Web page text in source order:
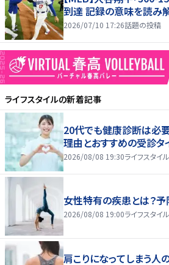
到達 記録の意味を読み
2026/07/10 17:26話題の投稿
ライフスタイルの新着記事
20代でも健康診断は必
理由とおすすめの受診タ
2026/08/08 19:30ライフスタイル
女性特有の疾患とは？予
2026/08/08 19:00ライフスタイル
肩こりになってしまう